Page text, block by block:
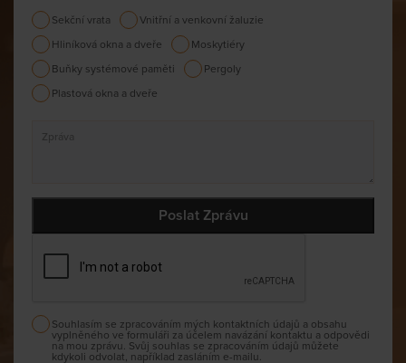
Sekční vrata
Vnitřní a venkovní žaluzie
Hliníková okna a dveře
Moskytiéry
Buňky systémové paměti
Pergoly
Plastová okna a dveře
Souhlasím se zpracováním mých kontaktních údajů a obsahu
vyplněného ve formuláři za účelem navázání kontaktu a odpovědi
na mou zprávu. Svůj souhlas se zpracováním údajů můžete
kdykoli odvolat, například zasláním e-mailu.